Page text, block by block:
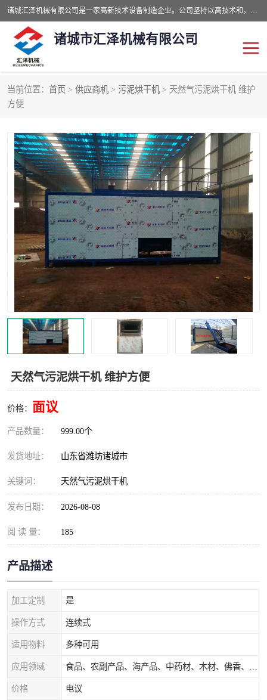
诸城汇泽机械有限公司是一家高新技术设备制造企业。公司坚持以高技术和，高服务于用户，以的环保机械制造设备赢的用户的信赖。现在主要生产死亡畜禽无害化处理和立式和卧式有机肥设备，搅拌机，烘干机，高温发酵机等。污水处理设备，固液分离机。气浮机，化制机等。公司秉承品质，用户至上，科技创新的经营理。
诸城市汇泽机械有限公司
当前位置： 首页 > 供应商机 > 污泥烘干机 > 天然气污泥烘干机 维护
方便
天然气污泥烘干机 维护方便
价格： 面议
产品数量： 999.00个
发货地址： 山东省潍坊诸城市
关键词： 天然气污泥烘干机
发布日期： 2026-08-08
阅 读 量： 185
产品描述
加工定制 是
操作方式 连续式
适用物料 多种可用
应用领域
价格 电议
发酵设备
鸡粪发酵机 有机肥设备
纳米膜好氧发酵堆肥机 粪污烘干酶体机
膜式堆肥机 纳米膜发酵
膜式发酵仓 分子膜堆肥仓
分子膜发酵堆肥设备